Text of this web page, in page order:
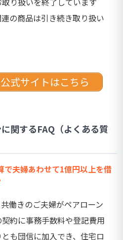
連の商品は引き続き取り扱い
式サイトはこちら
関するFAQ（よくある質
で夫婦あわせて1億円以上を借
働きのご夫婦がペアローン
約に事務手数料や登記費用
も団信に加入でき、住宅ロ